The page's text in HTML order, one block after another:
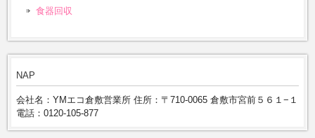
食器回収
NAP
会社名：YMエコ倉敷営業所 住所：〒710-0065 倉敷市宮前５６１−１
電話：0120-105-877